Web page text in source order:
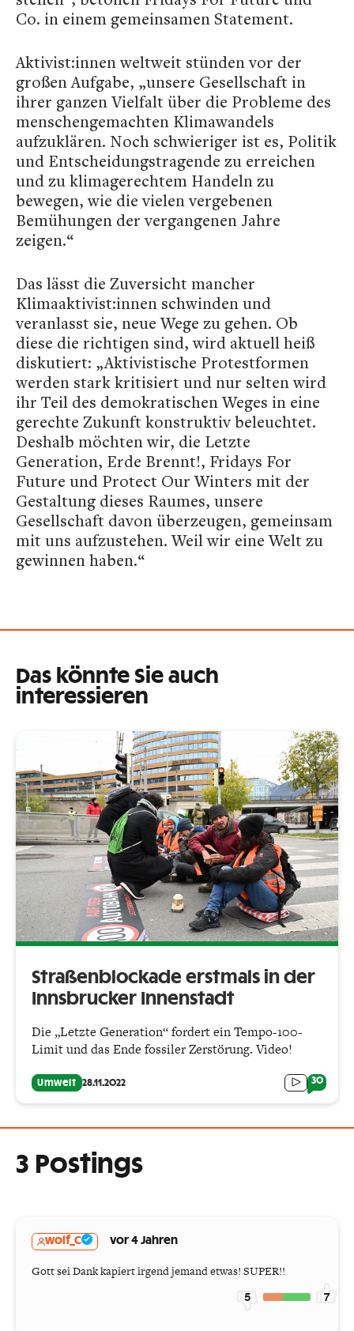
Co. in einem gemeinsamen Statement.
Aktivist:innen weltweit stünden vor der
großen Aufgabe, „unsere Gesellschaft in
ihrer ganzen Vielfalt über die Probleme des
menschengemachten Klimawandels
aufzuklären. Noch schwieriger ist es, Politik
und Entscheidungstragende zu erreichen
und zu klimagerechtem Handeln zu
bewegen, wie die vielen vergebenen
Bemühungen der vergangenen Jahre
zeigen.“
Das lässt die Zuversicht mancher
Klimaaktivist:innen schwinden und
veranlasst sie, neue Wege zu gehen. Ob
diese die richtigen sind, wird aktuell heiß
diskutiert: „Aktivistische Protestformen
werden stark kritisiert und nur selten wird
ihr Teil des demokratischen Weges in eine
gerechte Zukunft konstruktiv beleuchtet.
Deshalb möchten wir, die Letzte
Generation, Erde Brennt!, Fridays For
Future und Protect Our Winters mit der
Gestaltung dieses Raumes, unsere
Gesellschaft davon überzeugen, gemeinsam
mit uns aufzustehen. Weil wir eine Welt zu
gewinnen haben.“
Das könnte Sie auch
interessieren
Straßenblockade erstmals in der
Innsbrucker Innenstadt
Die „Letzte Generation“ fordert ein Tempo-100-
Limit und das Ende fossiler Zerstörung. Video!
Umwelt 28.11.2022 30
3 Postings
wolf_C vor 4 Jahren
Gott sei Dank kapiert irgend jemand etwas! SUPER!!
5 7